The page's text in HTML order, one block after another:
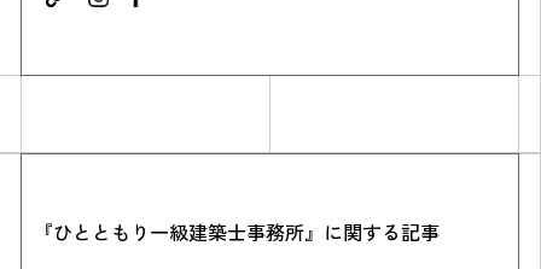
『ひとともり一級建築士事務所』に関する記事